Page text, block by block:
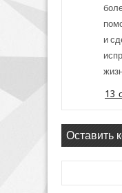
и
13
Оставить